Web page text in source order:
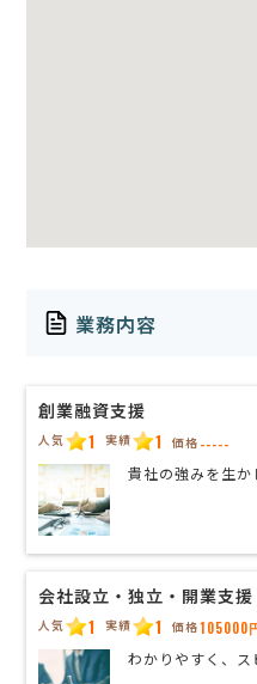
業務内容
創業融資支援
人気 1 実績 1 価格 -----
貴社の強みを生か
会社設立・独立・開業支援
人気 1 実績 1 価格105000
わかりやすく、